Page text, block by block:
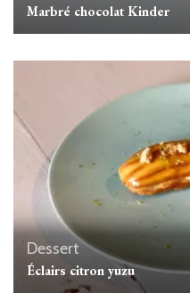
Marbré chocolat Kinder
Dessert
Éclairs citron yuzu